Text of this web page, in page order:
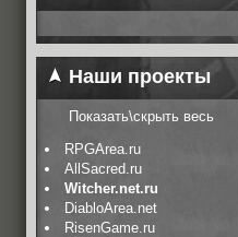
Наши проекты
Показать\скрыть весь
RPGArea.ru
AllSacred.ru
Witcher.net.ru
DiabloArea.net
RisenGame.ru